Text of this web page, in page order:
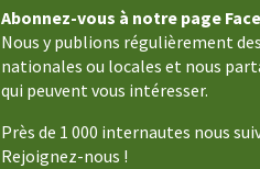
Abonnez-vous à notre page
Nous y publions régulièrement
nationales ou locales et nous
qui peuvent vous intéresser.
Près de 1 000 internautes nous
Rejoignez-nous !